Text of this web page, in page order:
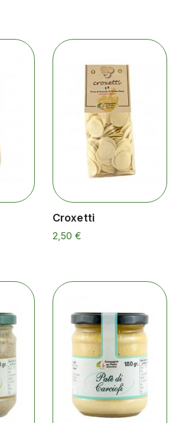
Croxetti
2,50 €